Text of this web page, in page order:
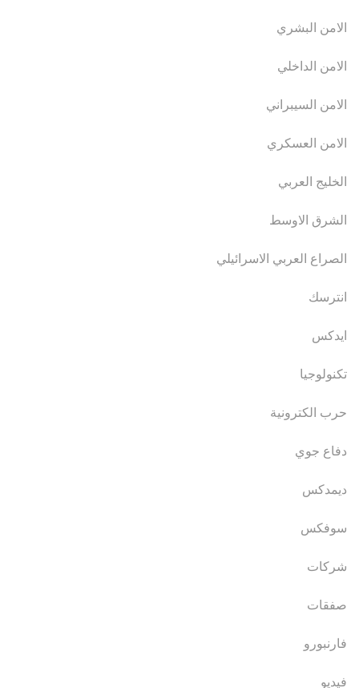
الامن البشري
الامن الداخلي
الامن السيبراني
الامن العسكري
الخليج العربي
الشرق الاوسط
الصراع العربي الاسرائيلي
انترسك
ايدكس
تكنولوجيا
حرب الكترونية
دفاع جوي
ديمدكس
سوفكس
شركات
صفقات
فارنبورو
فيديو